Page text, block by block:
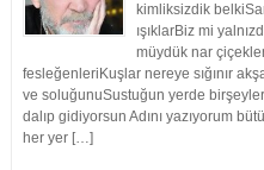
kimliksizdik
ışıklarBiz mi
müydük nar
fesleğenleriKuşlar nereye sığınır
ve soluğunuSustuğun yerde
dalıp gidiyorsun Adını yazıyorum
her yer […]